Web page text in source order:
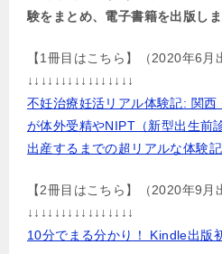
験をまとめ、電子書籍を出版し
【1冊目はこちら】（2020年6月
↓↓↓↓↓↓↓↓↓↓↓↓↓↓↓↓
不妊治療妊活リアル体験記: 関
が体外受精やNIPT（新型出生前
出産するまでの超リアルな体験記
【2冊目はこちら】（2020年9月
↓↓↓↓↓↓↓↓↓↓↓↓↓↓↓↓
10分でまる分かり！ Kindle出版